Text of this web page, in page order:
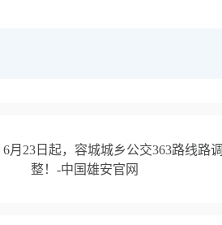
6月23日起，容城城乡公交363路线路调
整！-中国雄安官网